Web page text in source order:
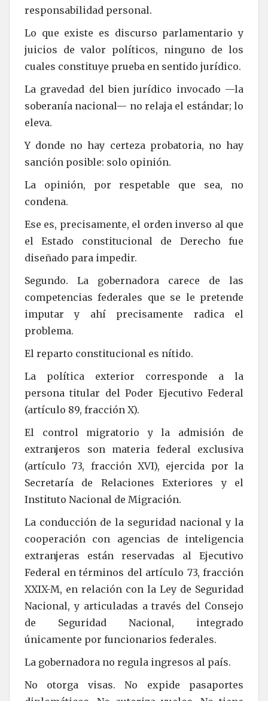
responsabilidad personal.
Lo que existe es discurso parlamentario y
juicios de valor políticos, ninguno de los
cuales constituye prueba en sentido jurídico.
La gravedad del bien jurídico invocado —la
soberanía nacional— no relaja el estándar; lo
eleva.
Y donde no hay certeza probatoria, no hay
sanción posible: solo opinión.
La opinión, por respetable que sea, no
condena.
Ese es, precisamente, el orden inverso al que
el Estado constitucional de Derecho fue
diseñado para impedir.
Segundo. La gobernadora carece de las
competencias federales que se le pretende
imputar y ahí precisamente radica el
problema.
El reparto constitucional es nítido.
La política exterior corresponde a la
persona titular del Poder Ejecutivo Federal
(artículo 89, fracción X).
El control migratorio y la admisión de
extranjeros son materia federal exclusiva
(artículo 73, fracción XVI), ejercida por la
Secretaría de Relaciones Exteriores y el
Instituto Nacional de Migración.
La conducción de la seguridad nacional y la
cooperación con agencias de inteligencia
extranjeras están reservadas al Ejecutivo
Federal en términos del artículo 73, fracción
XXIX-M, en relación con la Ley de Seguridad
Nacional, y articuladas a través del Consejo
de Seguridad Nacional, integrado
únicamente por funcionarios federales.
La gobernadora no regula ingresos al país.
No otorga visas. No expide pasaportes